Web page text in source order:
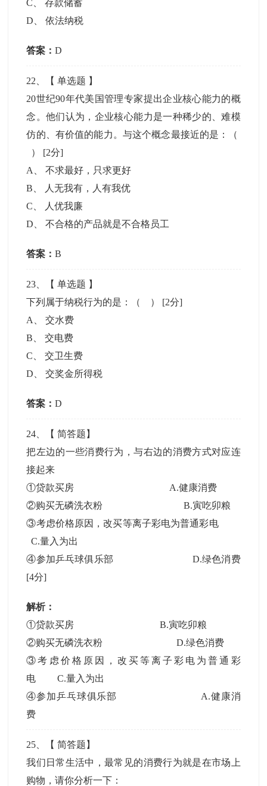
C 、存款储蓄
D 、依法纳税
答案：D
22 、【单选题 】
20世纪90年代美国管理专家提出企业核心能力的概
念。他们认为，企业核心能力是一种稀少的、难模
仿的、有价值的能力。与这个概念最接近的是：（
） [2分]
A
、不求最好，只求更好
B
人无我有，人有我优
C
人优我廉
D 、不合格的产品就是不合格员工
答案：B
23 、【单选题 】
下列属于纳税行为的是：（ ） [2分]
A
、交水费
B 、交电费
C 、交卫生费
D 、交奖金所得税
答案：D
24 、【简答题 】
把左边的一些消费行为，与右边的消费方式对应连
接起来
①贷款买房 A.健康消费
②购买无磷洗衣粉 B.寅吃卯粮
③考虑价格原因，改买等离子彩电为普通彩电
C.量入为出
④参加乒乓球俱乐部 D.绿色消费
[4分]
解析：
①贷款买房 B.寅吃卯粮
②购买无磷洗衣粉 D.绿色消费
③考虑价格原因，改买等离子彩电为普通彩
电 C.量入为出
④参加乒乓球俱乐部 A.健康消
费
25 、【简答题 】
我们日常生活中，最常见的消费行为就是在市场上
购物，请你分析一下：